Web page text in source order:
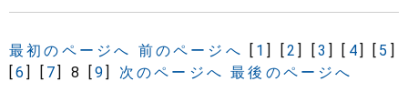
最初のページへ 前のページへ [ 1] [2] [3] [ 4] [ 5 ]
[6] [ 7] 8 [9] 次のページへ 最後のページへ